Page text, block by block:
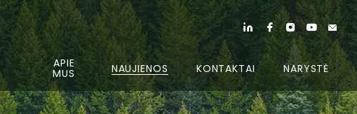
APIE
MUS NAUJIENOS KONTAKTAI NARYSTĖ